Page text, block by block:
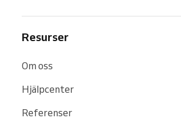
Resurser
Om oss
Hjälpcenter
Referenser